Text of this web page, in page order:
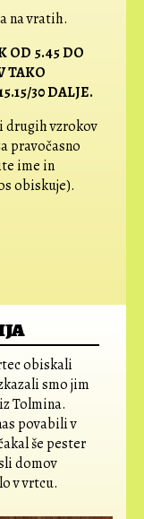
na vratih.
OD 5.45 DO
TAKO
30 DALJE.
drugih vzrokov
pravočasno
ime in
obiskuje).
obiskali
smo jim
Tolmina.
povabili v
še pester
domov
v vrtcu.